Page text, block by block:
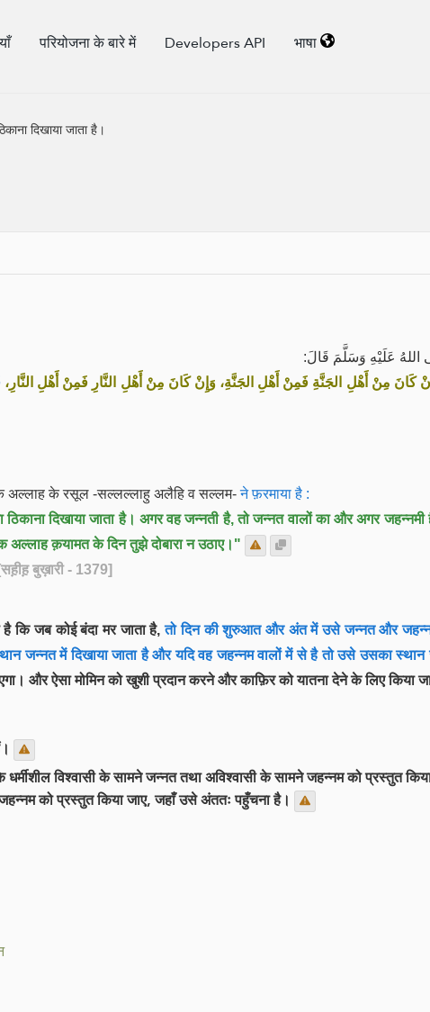
परियोजना के बारे में Developers API भाषा
दिखाया जाता है।
عَلَيْهِ وَسَلَّمَ قَالَ:
مِنْ أَهْلِ الجَنَّةِ فَمِنْ أَهْلِ الجَنَّةِ، وَإِنْ كَانَ مِنْ أَهْلِ النَّارِ فَمِنْ أَهْلِ النَّارِ،
अल्लाह के रसूल -सल्लल्लाहु अलैहि व सल्लम-ने फ़रमाया है :
दिखाया जाता है। अगर वह जन्नती है, तो जन्नत वालों का और अगर जहन्नमी
अल्लाह क़यामत के दिन तुझे दोबारा न उठाए।"
[सह़ीह़ बुख़ारी - 1379]
कि जब कोई बंदा मर जाता है, तो दिन की शुरुआत और अंत में उसे जन्नत और
जन्नत में दिखाया जाता है और यदि वह जहन्नम वालों में से है तो उसे उसका
और ऐसा मोमिन को खुशी प्रदान करने और काफ़िर को यातना देने के लिए किया
विश्वासी के सामने जन्नत तथा अविश्वासी के सामने जहन्नम को प्रस्तुत
को प्रस्तुत किया जाए, जहाँ उसे अंततः पहुँचना है।